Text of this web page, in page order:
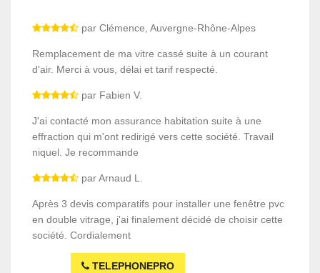
par Clémence, Auvergne-Rhône-Alpes
Remplacement de ma vitre cassé suite à un courant
d'air. Merci à vous, délai et tarif respecté.
par Fabien V.
J'ai contacté mon assurance habitation suite à une
effraction qui m'ont redirigé vers cette société. Travail
niquel. Je recommande
par Arnaud L.
Après 3 devis comparatifs pour installer une fenêtre pvc
en double vitrage, j'ai finalement décidé de choisir cette
société. Cordialement
TELEPHONEPRO